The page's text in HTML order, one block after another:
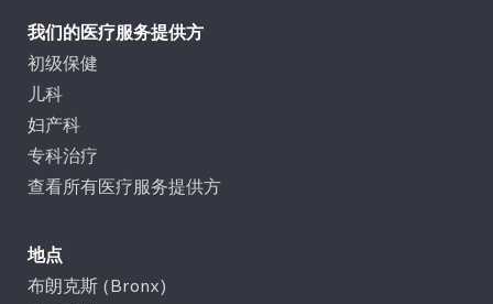
我们的医疗服务提供方
初级保健
儿科
妇产科
专科治疗
查看所有医疗服务提供方
地点
布朗克斯 (Bronx)